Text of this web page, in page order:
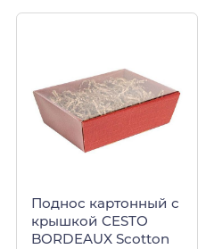
Поднос картонный с
крышкой CESTO
BORDEAUX Scotton